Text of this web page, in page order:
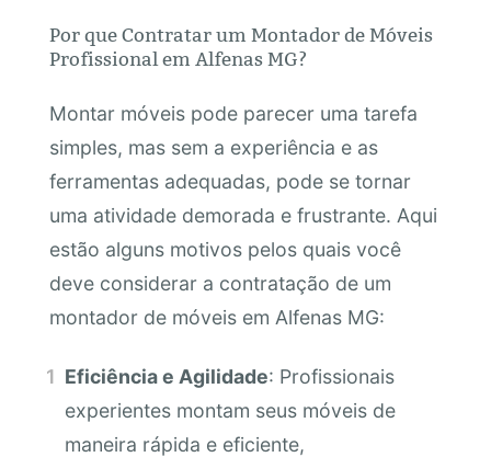
Por que Contratar um Montador de Móveis
Profissional em Alfenas MG?
Montar móveis pode parecer uma tarefa
simples, mas sem a experiência e as
ferramentas adequadas, pode se tornar
uma atividade demorada e frustrante. Aqui
estão alguns motivos pelos quais você
deve considerar a contratação de um
montador de móveis em Alfenas MG:
Eficiência e Agilidade: Profissionais
experientes montam seus móveis de
maneira rápida e eficiente,